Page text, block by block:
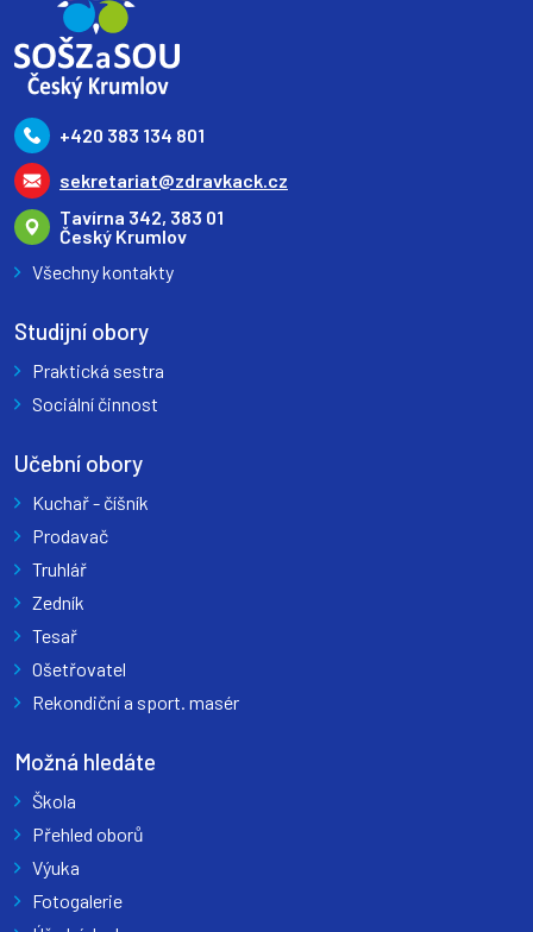
+420 383 134 801
sekretariat@zdravkack.cz
Tavírna 342, 383 01
Český Krumlov
Všechny kontakty
Studijní obory
Praktická sestra
Sociální činnost
Učební obory
Kuchař - číšník
Prodavač
Truhlář
Zedník
Tesař
Ošetřovatel
Rekondiční a sport. masér
Možná hledáte
Škola
Přehled oborů
Výuka
Fotogalerie